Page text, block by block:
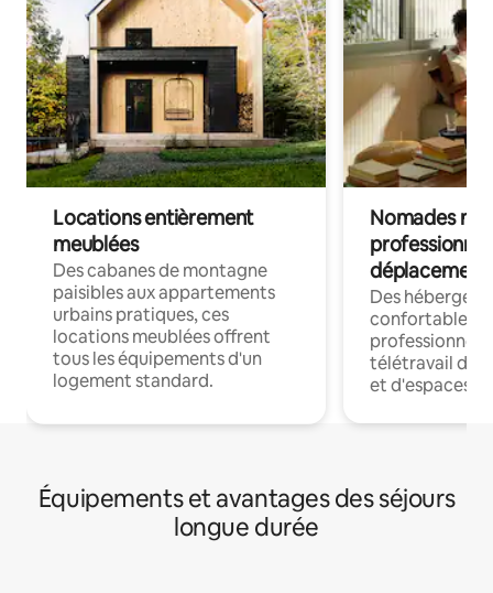
Locations entièrement
meublées
Des cabanes de montagne
paisibles aux appartements
urbains pratiques, ces
locations meublées offrent
tous les équipements d'un
logement standard.
Nomades
déplacement
Des
confortables
professionnels
télétravail
et d'espaces
Équipements et avantages des séjours
longue durée